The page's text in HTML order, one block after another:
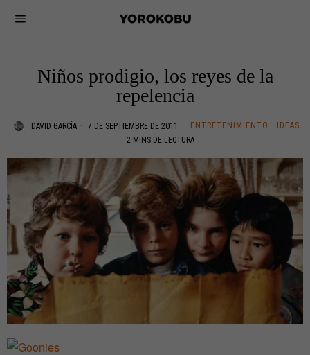
Niños prodigio, los reyes de la
repelencia
DAVID GARCÍA 7 DE SEPTIEMBRE DE 2011 ENTRETENIMIENTO ·
IDEAS
2 MINS DE LECTURA